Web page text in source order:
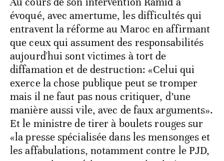
évoqué, avec amertume, les difficultés qui
entravent la réforme au Maroc en affirmant
que ceux qui assument des responsabilités
aujourd'hui sont victimes à tort de
diffamation et de destruction: «Celui qui
exerce la chose publique peut se tromper
mais il ne faut pas nous critiquer, d’une
manière aussi vile, avec de faux arguments».
Et le ministre de tirer à boulets rouges sur
«la presse spécialisée dans les mensonges et
les affabulations, notamment contre le PJD,